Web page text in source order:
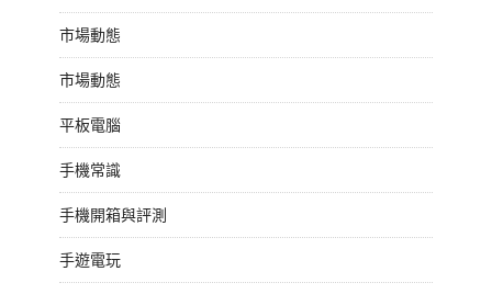
市場動態
市場動態
平板電腦
手機常識
手機開箱與評測
手遊電玩